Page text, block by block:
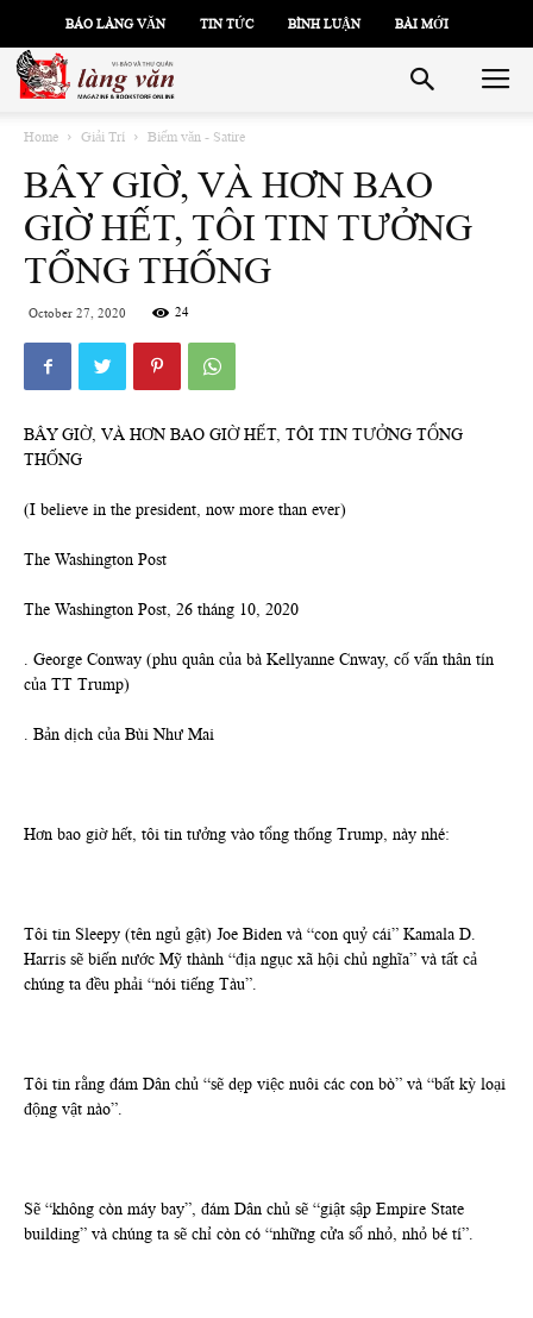
BÁO LÀNG VĂN TIN TỨC BÌNH LUẬN BÀI MỚI
Home Giải Trí Biếm văn - Satire
BÂY GIỜ, VÀ HƠN BAO
GIỜ HẾT, TÔI TIN TƯỞNG
TỔNG THỐNG
October 27, 2020 24
BÂY GIỜ, VÀ HƠN BAO GIỜ HẾT, TÔI TIN TƯỞNG TỔNG
THỐNG
(I believe in the president, now more than ever)
The Washington Post
The Washington Post, 26 tháng 10, 2020
. George Conway (phu quân của bà Kellyanne Cnway, cố vấn thân tín
của TT Trump)
. Bản dịch của Bùi Như Mai
Hơn bao giờ hết, tôi tin tưởng vào tổng thống Trump, này nhé:
Tôi tin Sleepy (tên ngủ gật) Joe Biden và “con quỷ cái” Kamala D.
Harris sẽ biến nước Mỹ thành “địa ngục xã hội chủ nghĩa” và tất cả
chúng ta đều phải “nói tiếng Tàu”.
Tôi tin rằng đám Dân chủ “sẽ dẹp việc nuôi các con bò” và “bất kỳ loại
động vật nào”.
Sẽ “không còn máy bay”, đám Dân chủ sẽ “giật sập Empire State
building” và chúng ta sẽ chỉ còn có “những cửa sổ nhỏ, nhỏ bé tí”.